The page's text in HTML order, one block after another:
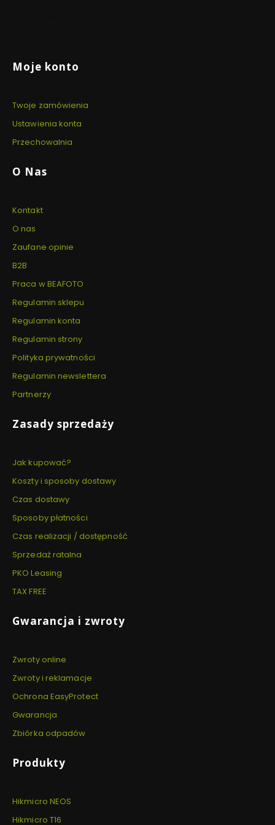
Linki w stopce
Moje konto
Twoje zamówienia
Ustawienia konta
Przechowalnia
O Nas
Kontakt
O nas
Zaufane opinie
B2B
Praca w BEAFOTO
Regulamin sklepu
Regulamin konta
Regulamin strony
Polityka prywatności
Regulamin newslettera
Partnerzy
Zasady sprzedaży
Jak kupować?
Koszty i sposoby dostawy
Czas dostawy
Sposoby płatności
Czas realizacji / dostępność
Sprzedaż ratalna
PKO Leasing
TAX FREE
Gwarancja i zwroty
Zwroty online
Zwroty i reklamacje
Ochrona EasyProtect
Gwarancja
Zbiórka odpadów
Produkty
Hikmicro NEOS
Hikmicro T16